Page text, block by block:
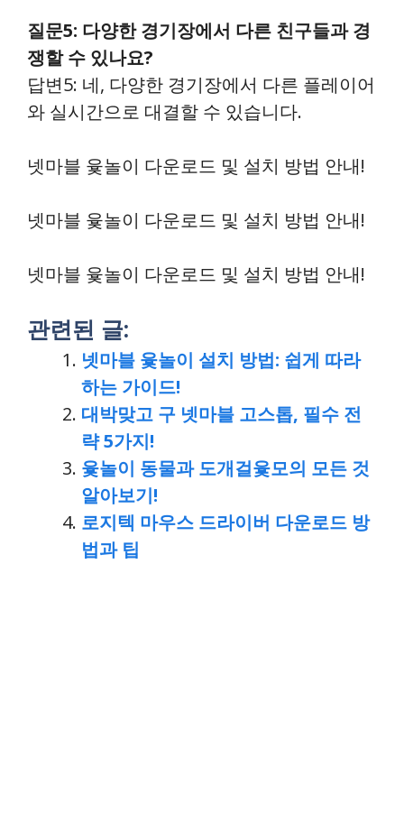
질문5: 다양한 경기장에서 다른 친구들과 경
쟁할 수 있나요?
답변5: 네, 다양한 경기장에서 다른 플레이어
와 실시간으로 대결할 수 있습니다.
넷마블 윷놀이 다운로드 및 설치 방법 안내!
넷마블 윷놀이 다운로드 및 설치 방법 안내!
넷마블 윷놀이 다운로드 및 설치 방법 안내!
관련된 글:
넷마블 윷놀이 설치 방법: 쉽게 따라
하는 가이드!
대박맞고 구 넷마블 고스톱, 필수 전
략 5가지!
윷놀이 동물과 도개걸윷모의 모든 것
알아보기!
로지텍 마우스 드라이버 다운로드 방
법과 팁